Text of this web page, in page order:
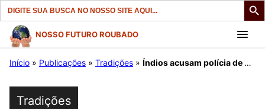
Search
for:
Pular
para
conteúdo
NOSSO FUTURO ROUBADO
Início » Publicações » Tradições » Índios acusam polícia de cobrar propina para liberar garimpo no Pará.
Tradições